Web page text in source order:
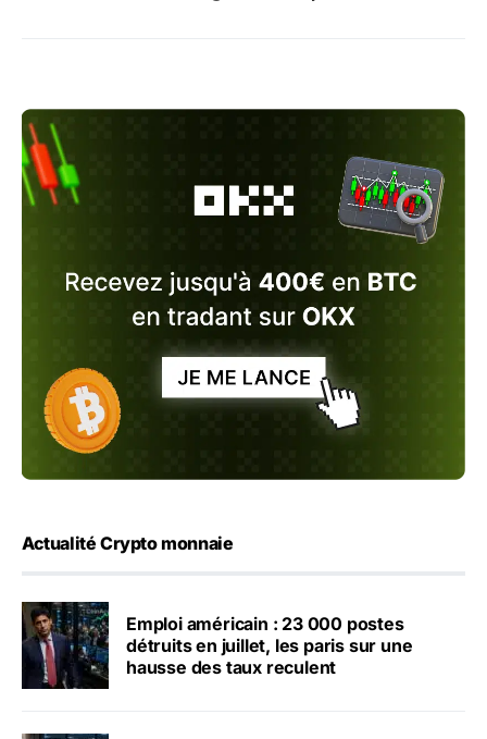
Actualité Crypto monnaie
Emploi américain : 23 000 postes
détruits en juillet, les paris sur une
hausse des taux reculent